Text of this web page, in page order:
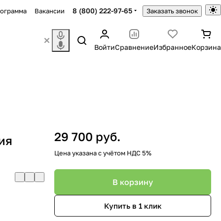
Вакансии 8 (800) 222-97-65 Заказать звонок
ВойтиСравнениеИзбранноеКорзина
29 700 руб.
Цена указана с учётом НДС 5%
В корзину
Купить в 1 клик